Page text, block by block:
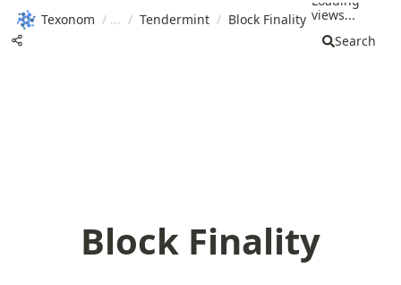
Texonom / / Tendermint / Block Finality views...
Search
Block Finality